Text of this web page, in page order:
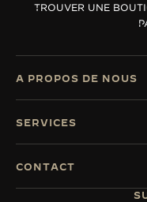
LE VIRTUOSE DU
L’ODYSSÉE
VOIR LES
TROUVER UNE
A PROPOS DE NOUS
SERVICES
CONTACT